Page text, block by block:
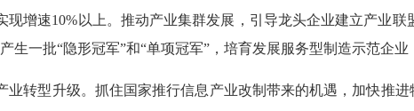
现增速10%以上。推动产业集群发展，引导龙头企业建立产业
生一批“隐形冠军”和“单项冠军”，培育发展服务型制造示范企
型升级。抓住国家推行信息产业改制带来的机遇，加快推进